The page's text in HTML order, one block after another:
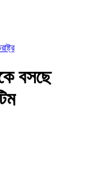
বসছে